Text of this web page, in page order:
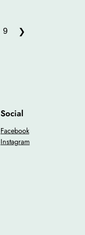
9 ❯
Social
Facebook
Instagram